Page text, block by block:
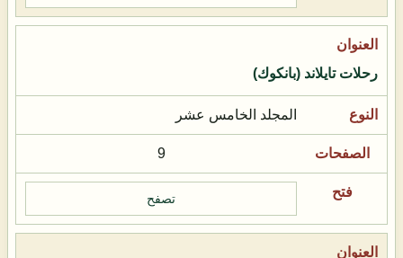
رحلات تايلاند (بانكوك)
المجلد الخامس عشر
9
تصفح